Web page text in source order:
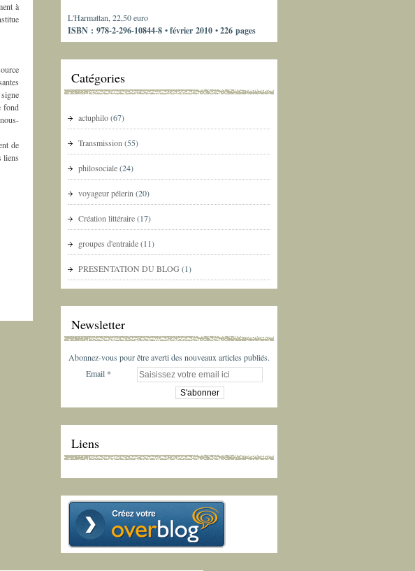
à
fond
de
liens
L'Harmattan, 22,50 euro
ISBN : 978-2-296-10844-8 • février 2010 • 226 pages
Catégories
actuphilo(67)
Transmission (55)
philosociale(24)
voyageur pélerin (20)
Création littéraire(17)
groupes d'entraide(11)
PRESENTATION DU BLOG (1)
Newsletter
Abonnez-vous pour être averti des nouveaux articles publiés.
Email
Liens